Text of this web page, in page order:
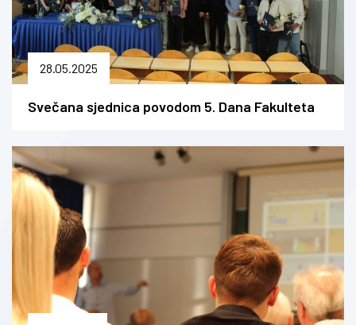
28.05.2025
Svečana sjednica povodom 5. Dana Fakulteta